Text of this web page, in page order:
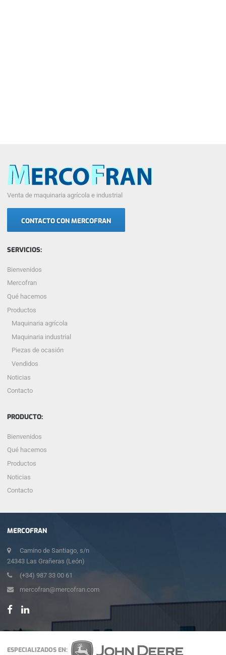
MERCOFRAN
Camino de Santiago, s/n
24343 Las Grañeras (León)
(+34) 987 33 00 61
mercofran@mercofran.com
Venta de maquinaria agrícola e industrial
CONTACTO CON MERCOFRAN
SERVICIOS:
Bienvenidos
Mercofran
Qué hacemos
Productos
Maquinaria agrícola
Maquinaria industrial
Piezas de ocasión
Vendidos
Noticias
Contacto
PRODUCTO:
Bienvenidos
Qué hacemos
Productos
Noticias
Contacto
ESPECIALIZADOS EN: